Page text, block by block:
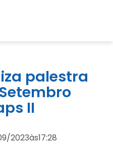
palestra
II
2023às17:28